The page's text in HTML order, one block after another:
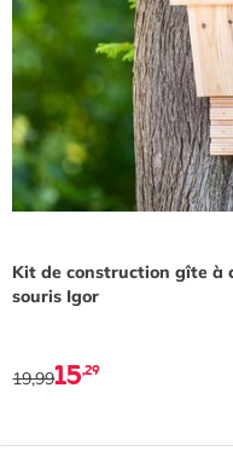
Kit de construction gîte à
souris Igor
15,29
19,99